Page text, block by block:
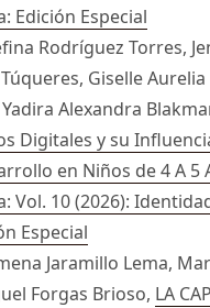
Edición Especial
Rodríguez Torres,
Giselle
Alexandra
Digitales y su
en Niños de 4 A 5
Vol. 10 (2026):
Especial
Jaramillo Lema,
Forgas Brioso, LA